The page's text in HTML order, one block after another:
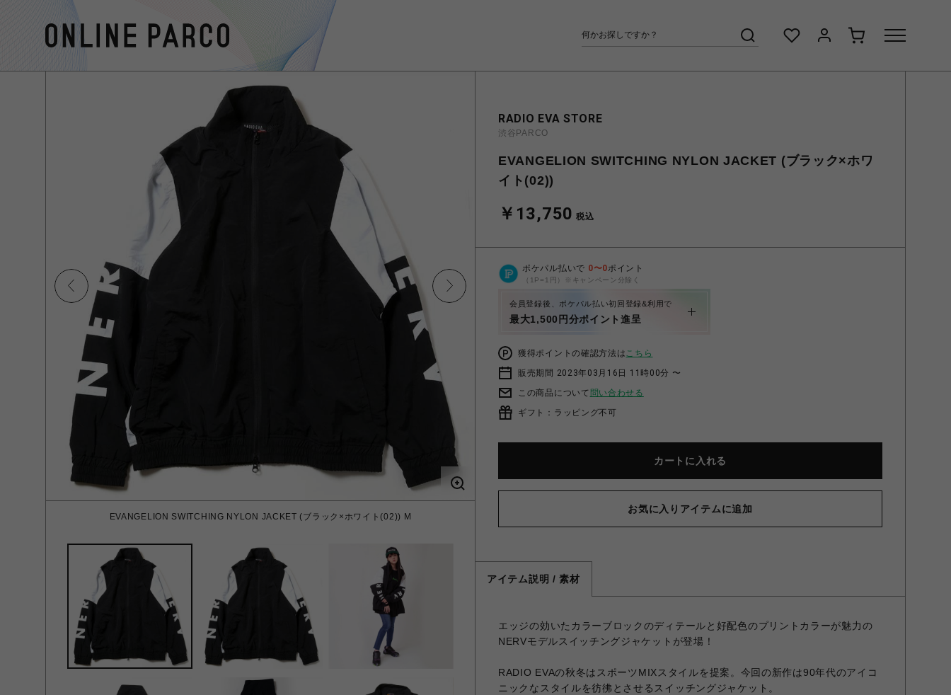
EVANGELION SWITCHING NYLON JACKET (ブラック×ホワイト(02)) M
RADIO EVA STORE
渋谷PARCO
EVANGELION SWITCHING NYLON JACKET (ブラック×ホワ
イト(02))
￥13,750 税込
ポケパル払いで 0〜0ポイント
（1P=1円）※キャンペーン分除く
会員登録後、ポケパル払い初回登録&利用で
最大1,500円分ポイント進呈
獲得ポイントの確認方法はこちら
販売期間 2023年03月16日 11時00分 〜
この商品について 問い合わせる
ギフト：ラッピング不可
カートに入れる
お気に入りアイテムに追加
アイテム説明 / 素材
エッジの効いたカラーブロックのディテールと好配色のプリントカラーが魅力の
NERVモデルスイッチングジャケットが登場！
RADIO EVAの秋冬はスポーツMIXスタイルを提案。今回の新作は90年代のアイコ
ニックなスタイルを彷彿とさせるスイッチングジャケット。